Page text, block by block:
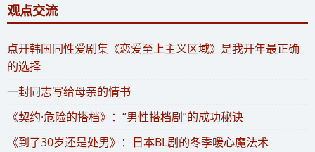
观点交流
​点开韩国同性爱剧集《恋爱至上主义区域》是我开年最正确
的选择
一封同志写给母亲的情书
《契约·危险的搭档》：“男性搭档剧”的成功秘诀
《到了30岁还是处男》：日本BL剧的冬季暖心魔法术